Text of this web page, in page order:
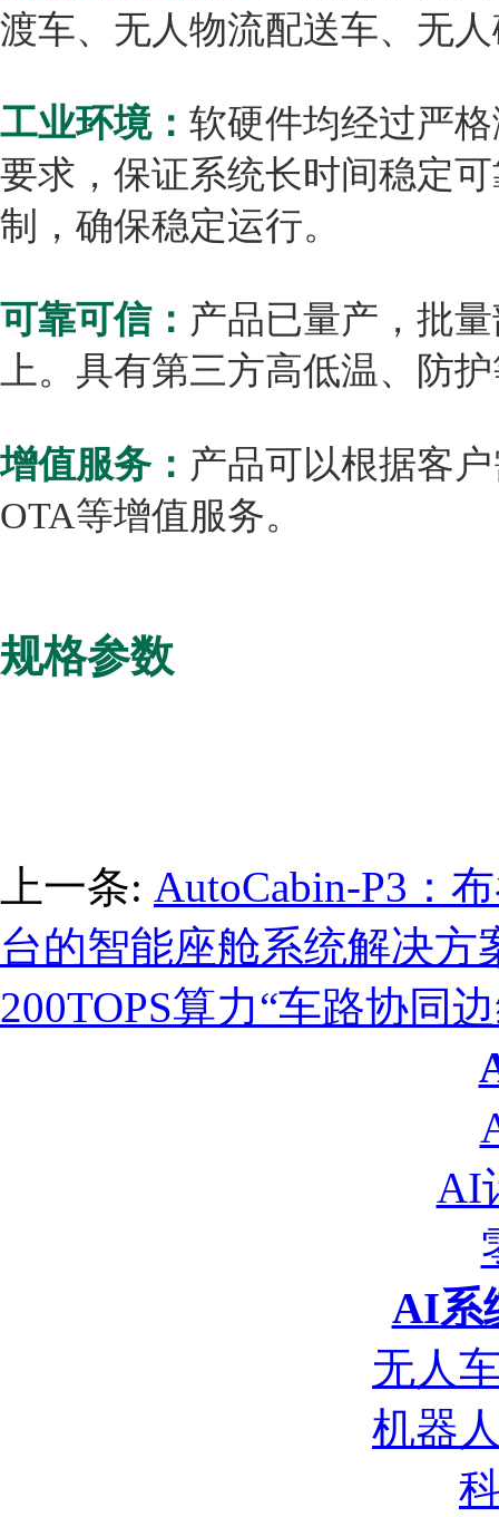
渡车、 无人物流配送车、 无
工业环境： 软硬件均经过严
要求，保证系统长时间稳定
制，确保稳定运行。
可靠可信： 产品已量产，批
上。具有第三方高低温、防
增值服务： 产品可以根据客
OTA等增值服务。
规格参数
上一条: AutoCabin-P3：
台的智能座舱系统解决方
200TOPS算力“车路协同
AI
AI系
无人
机器